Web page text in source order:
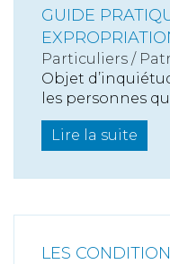
GUIDE
Particuliers /
Objet
les personnes
Lire la suite
LES